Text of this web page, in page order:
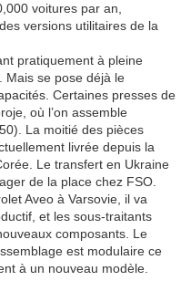
voitures par an,
versions utilitaires de la
pratiquement à pleine
Mais se pose déjà le
Certaines presses de
où l’on assemble
La moitié des pièces
livrée depuis la
Le transfert en Ukraine
de la place chez FSO.
Aveo à Varsovie, il va
et les sous-traitants
composants. Le
est modulaire ce
à un nouveau modèle.